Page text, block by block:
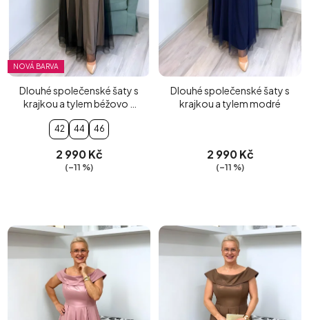
NOVÁ BARVA
Dlouhé společenské šaty s
krajkou a tylem béžovo -
černé
42 44 46
2 990 Kč
(–11 %)
Dlouhé společenské šaty s
krajkou a tylem modré
2 990 Kč
(–11 %)